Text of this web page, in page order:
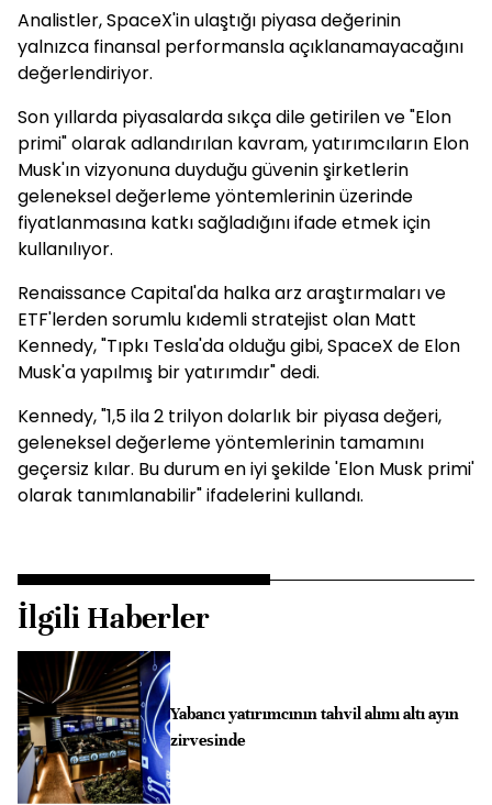
Analistler, SpaceX'in ulaştığı piyasa değerinin
yalnızca finansal performansla açıklanamayacağını
değerlendiriyor.
Son yıllarda piyasalarda sıkça dile getirilen ve "Elon
primi" olarak adlandırılan kavram, yatırımcıların Elon
Musk'ın vizyonuna duyduğu güvenin şirketlerin
geleneksel değerleme yöntemlerinin üzerinde
fiyatlanmasına katkı sağladığını ifade etmek için
kullanılıyor.
Renaissance Capital'da halka arz araştırmaları ve
ETF'lerden sorumlu kıdemli stratejist olan Matt
Kennedy, "Tıpkı Tesla'da olduğu gibi, SpaceX de Elon
Musk'a yapılmış bir yatırımdır" dedi.
Kennedy, "1,5 ila 2 trilyon dolarlık bir piyasa değeri,
geleneksel değerleme yöntemlerinin tamamını
geçersiz kılar. Bu durum en iyi şekilde 'Elon Musk primi'
olarak tanımlanabilir" ifadelerini kullandı.
İlgili Haberler
Yabancı yatırımcının tahvil alımı altı ayın
zirvesinde